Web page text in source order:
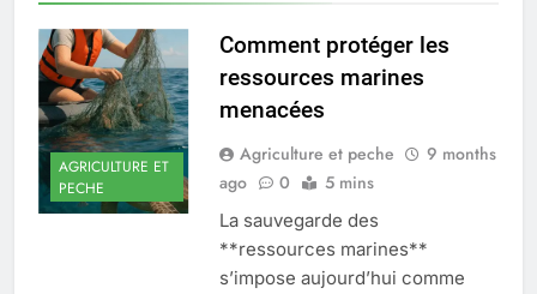
AGRICULTURE ET
PECHE
Comment protéger les
ressources marines
menacées
Agriculture et peche
9 months
ago
0 5 mins
La sauvegarde des
**ressources marines**
s’impose aujourd’hui comme